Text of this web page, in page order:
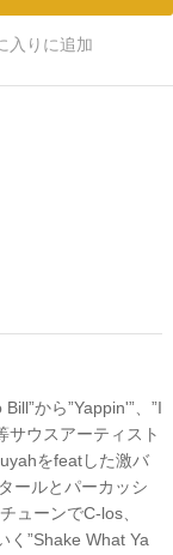
入りに追加
から”Yappin'”、”I
サウスアーティスト
をfeatした激バ
ールとパーカッシ
ューンでC-los、
く”Shake What Ya